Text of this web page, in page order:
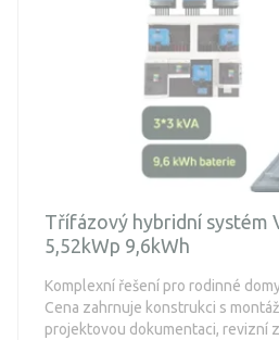
Třífázový hybridní systém
5,52kWp 9,6kWh
Komplexní řešení pro rodinné
Cena zahrnuje konstrukci s
projektovou dokumentaci, revizní